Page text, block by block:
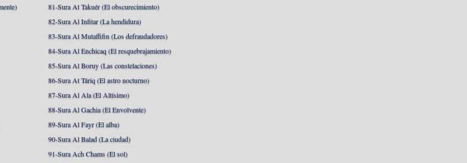
81-Sura At Takuér (El obscurecimiento)
82-Sura Al Infitar (La hendidura)
83-Sura Al Mutaffifin (Los defraudadores)
84-Sura Al Enchicaq (El resquebrajamiento)
85-Sura Al Boruy (Las constelaciones)
86-Sura At Táriq (El astro nocturno)
87-Sura Al Ala (El Altísimo)
88-Sura Al Gachia (El Envolvente)
89-Sura Al Fayr (El alba)
90-Sura Al Balad (La ciudad)
91-Sura Ach Chams (El sol)